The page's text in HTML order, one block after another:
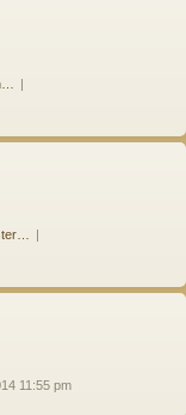
11:55 pm